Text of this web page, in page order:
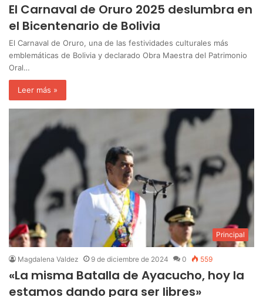
El Carnaval de Oruro 2025 deslumbra en
el Bicentenario de Bolivia
El Carnaval de Oruro, una de las festividades culturales más
emblemáticas de Bolivia y declarado Obra Maestra del Patrimonio
Oral…
Leer más »
Principal
Magdalena Valdez 9 de diciembre de 2024 0 559
«La misma Batalla de Ayacucho, hoy la
estamos dando para ser libres»